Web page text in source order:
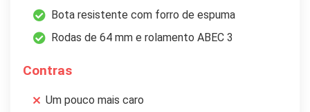
Bota resistente com forro de espuma
Rodas de 64 mm e rolamento ABEC 3
Contras
Um pouco mais caro